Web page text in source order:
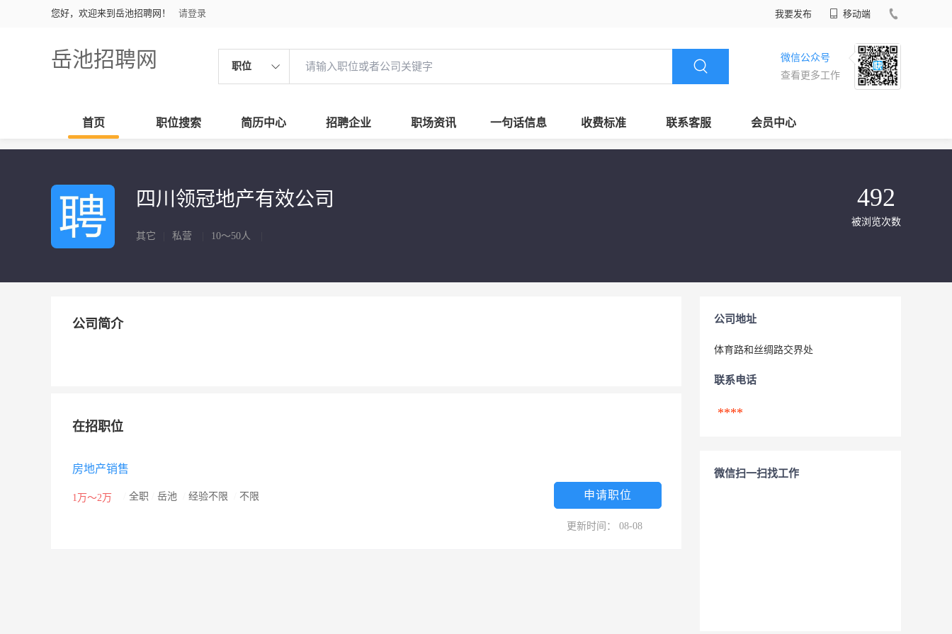
您好，欢迎来到岳池招聘网！ 请登录 我要发布 移动端
岳池招聘网 职位
微信公众号
查看更多工作
首页 职位搜索 简历中心 招聘企业 职场资讯 一句话信息 收费标准 联系客服 会员中心
四川领冠地产有效公司
其它 私营 10～50人
492
被浏览次数
公司简介
在招职位
房地产销售
1万～2万 全职 岳池 经验不限 不限 申请职位
更新时间： 08-08
公司地址
体育路和丝绸路交界处
联系电话
****
微信扫一扫找工作